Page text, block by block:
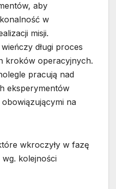
aby
w
misji.
długi proces
kroków operacyjnych.
pracują nad
eksperymentów
na
wkroczyły w fazę
kolejności